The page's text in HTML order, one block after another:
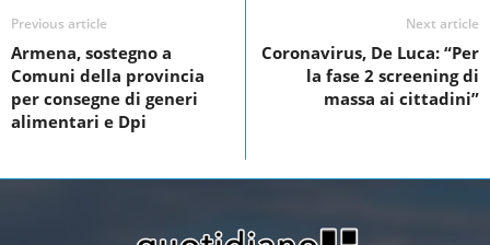
b
o
o
k
n
Previous article
Armena, sostegno a
Comuni della provincia
per consegne di generi
alimentari e Dpi
Next article
Coronavirus, De Luca: “Per
la fase 2 screening di
massa ai cittadini”